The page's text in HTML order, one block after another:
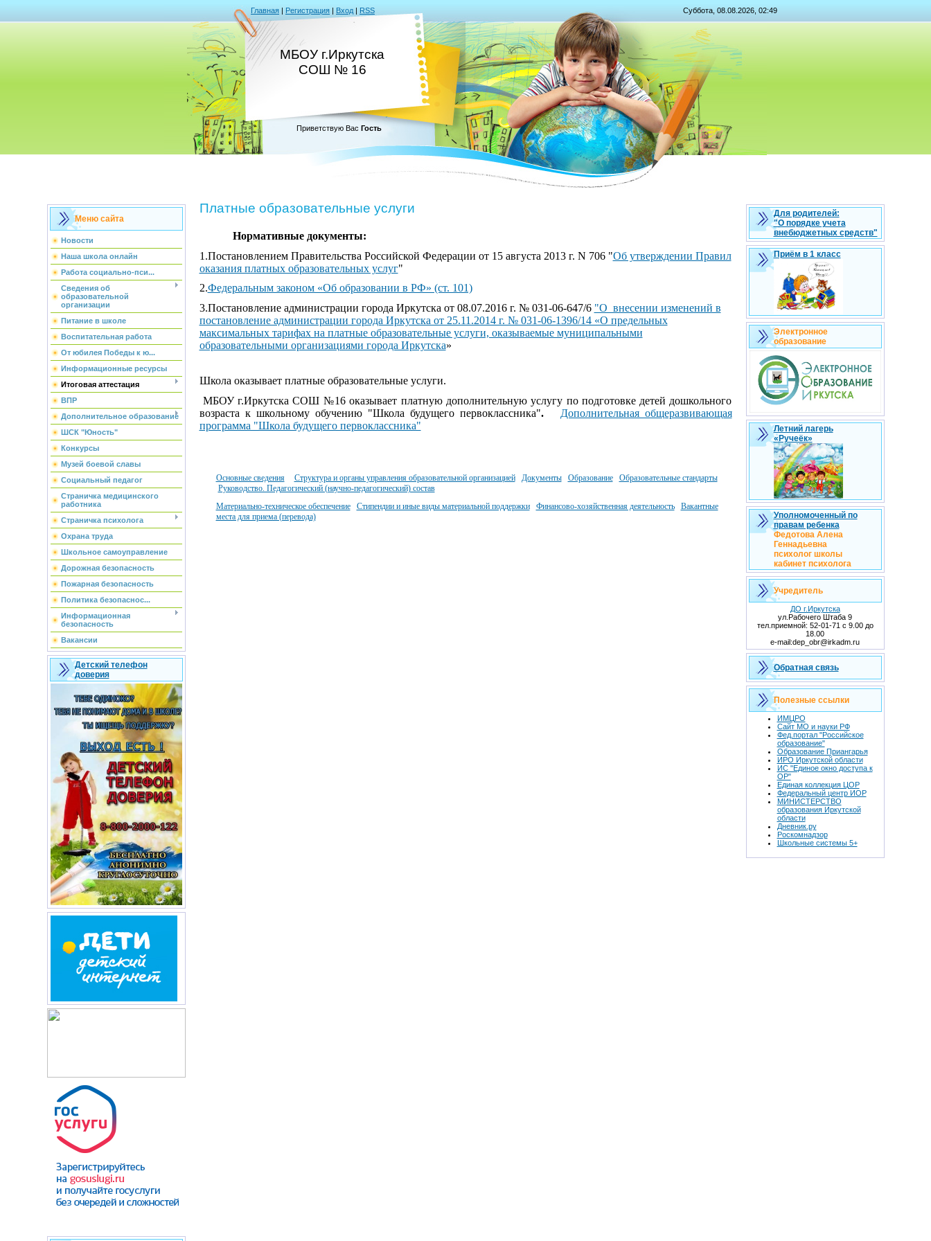
Главная | Регистрация | Вход | RSS Суббота, 08.08.2026, 02:49
МБОУ г.Иркутска
СОШ № 16
Приветствую Вас Гость
Меню сайта
Новости
Наша школа онлайн
Работа социально-пси...
Сведения об
образовательной
организации
Питание в школе
Воспитательная работа
От юбилея Победы к ю...
Информационные ресурсы
Итоговая аттестация
ВПР
Дополнительное образование
ШСК "Юность"
Конкурсы
Музей боевой славы
Социальный педагог
Страничка медицинского
работника
Страничка психолога
Охрана труда
Школьное самоуправление
Дорожная безопасность
Пожарная безопасность
Политика безопаснос...
Информационная
безопасность
Вакансии
Детский телефон
доверия
Платные образовательные услуги
Нормативные документы:
1.Постановлением Правительства Российской Федерации от 15 августа 2013 г. N 706 "Об утверждении Правил
оказания платных образовательных услуг"
2.Федеральным законом «Об образовании в РФ» (ст. 101)
3.Постановление администрации города Иркутска от 08.07.2016 г. № 031-06-647/6 "О внесении изменений в
постановление администрации города Иркутска от 25.11.2014 г. № 031-06-1396/14 «О предельных
максимальных тарифах на платные образовательные услуги, оказываемые муниципальными
образовательными организациями города Иркутска»
Школа оказывает платные образовательные услуги.
МБОУ г.Иркутска СОШ №16 оказывает платную дополнительную услугу по подготовке детей дошкольного
возраста к школьному обучению "Школа будущего первоклассника".
Дополнительная общеразвивающая
программа "Школа будущего первоклассника"
Основные сведения Структура и органы управления образовательной организацией Документы Образование
Образовательные стандарты
Руководство. Педагогический (научно-педагогический) состав
Материально-техническое обеспечение
Стипендии и иные виды материальной поддержки Финансово-­хозяйственная деятельность​ Вакантные
места для приема (перевода)
Для родителей:
"О порядке учета
внебюджетных средств"
Приём в 1 класс
Электронное
образование
Летний лагерь
«Ручеёк»
Уполномоченный по
правам ребенка
Федотова Алена
Геннадьевна
психолог школы
кабинет психолога
Учредитель
ДО г.Иркутска
ул.Рабочего Штаба 9
тел.приемной: 52-01-71 с 9.00 до
18.00
e-mail:dep_obr@irkadm.ru
Обратная связь
Полезные ссылки
ИМЦРО
Сайт МО и науки РФ
Фед.портал "Российское
образование"
Образование Приангарья
ИРО Иркутской области
ИС "Единое окно доступа к
ОР"
Единая коллекция ЦОР
Федеральный центр ИОР
МИНИСТЕРСТВО
образования Иркутской
области
Дневник.ру
Роскомнадзор
Школьные системы 5+